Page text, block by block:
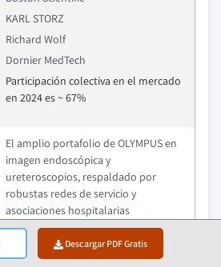
Descargar PDF Gratis
KARL STORZ
Richard Wolf
Dornier MedTech
Participación colectiva en el mercado
en 2024 es ~ 67%
El amplio portafolio de OLYMPUS en
imagen endoscópica y
ureteroscopios, respaldado por
robustas redes de servicio y
asociaciones hospitalarias
establecidas, le da a Olympus una
ventaja competitiva en la eficiencia de
los procedimientos y la preferencia de